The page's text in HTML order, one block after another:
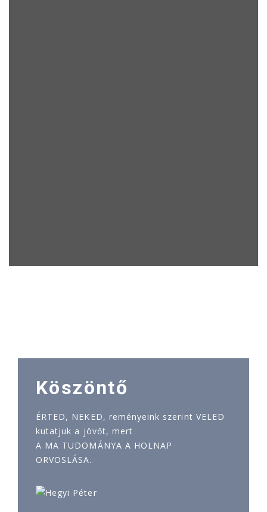
Köszöntő
ÉRTED, NEKED, reményeink szerint VELED
kutatjuk a jövőt, mert
A MA TUDOMÁNYA A HOLNAP
ORVOSLÁSA.